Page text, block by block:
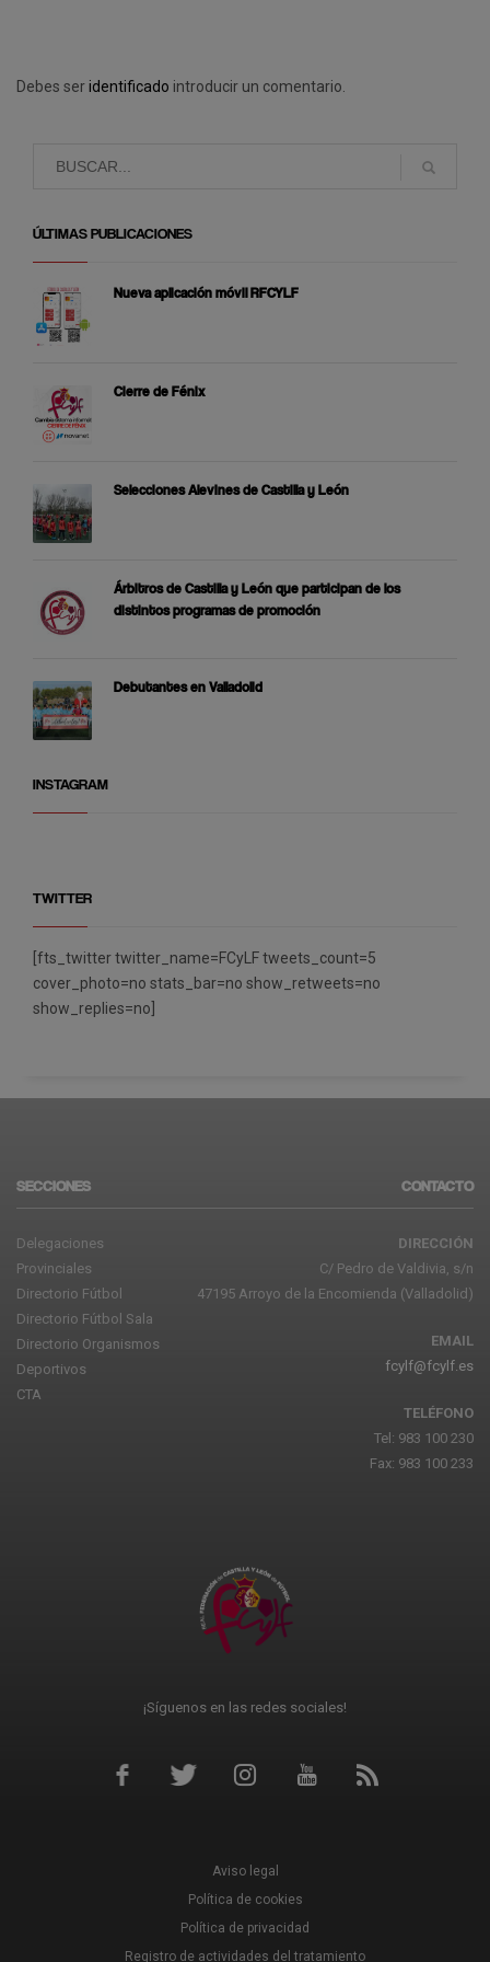
Debes seridentificado introducir un comentario.
ÚLTIMAS PUBLICACIONES
Nueva aplicación móvil RFCYLF
Cierre de Fénix
Selecciones Alevines de Castilla y León
Árbitros de Castilla y León que participan de los
distintos programas de promoción
Debutantes en Valladolid
INSTAGRAM
TWITTER
[fts_twitter twitter_name=FCyLF tweets_count=5
cover_photo=no stats_bar=no show_retweets=no
show_replies=no]
SECCIONES
Delegaciones
Provinciales
Directorio Fútbol
Directorio Fútbol Sala
Directorio Organismos
Deportivos
CTA
CONTACTO
DIRECCIÓN
C/ Pedro de Valdivia, s/n
47195 Arroyo de la Encomienda (Valladolid)
EMAIL
fcylf@fcylf.es
TELÉFONO
Tel: 983 100 230
Fax: 983 100 233
¡Síguenos en las redes sociales!
Aviso legal
Política de cookies
Política de privacidad
Registro de actividades del tratamiento